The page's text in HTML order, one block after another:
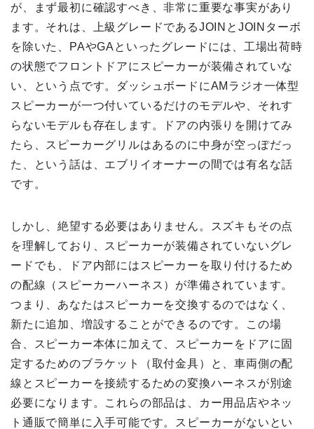
が、まず最初に確認すべき、非常に重要な事実があり
ます。それは、上級グレードであるJOINとJOINターボ
を除いた、PAやGAといったグレードには、工場出荷時
の状態でフロントドアにスピーカーが装備されていな
い、という点です。ダッシュボードにAMラジオ一体型
スピーカーが一つ付いているだけのモデルや、それす
らないモデルも存在します。ドアの内張りを開けてみ
たら、スピーカーグリルはあるのに中身が空っぽだっ
た、という話は、エブリイオーナーの間では有名な話
です。
しかし、絶望する必要はありません。スズキもその点
を理解しており、スピーカーが装備されていないグレ
ードでも、ドア内部にはスピーカーを取り付けるため
の配線（スピーカーハーネス）が準備されています。
つまり、あなたはスピーカーを交換するのではなく、
新たに追加、増設することができるのです。この場
合、スピーカー本体に加えて、スピーカーをドアに固
定するためのブラケット（取付金具）と、車両側の配
線とスピーカーを接続するための変換ハーネスが別途
必要になります。これらの部品は、カー用品店やネッ
ト通販で簡単に入手可能です。スピーカーがないとい